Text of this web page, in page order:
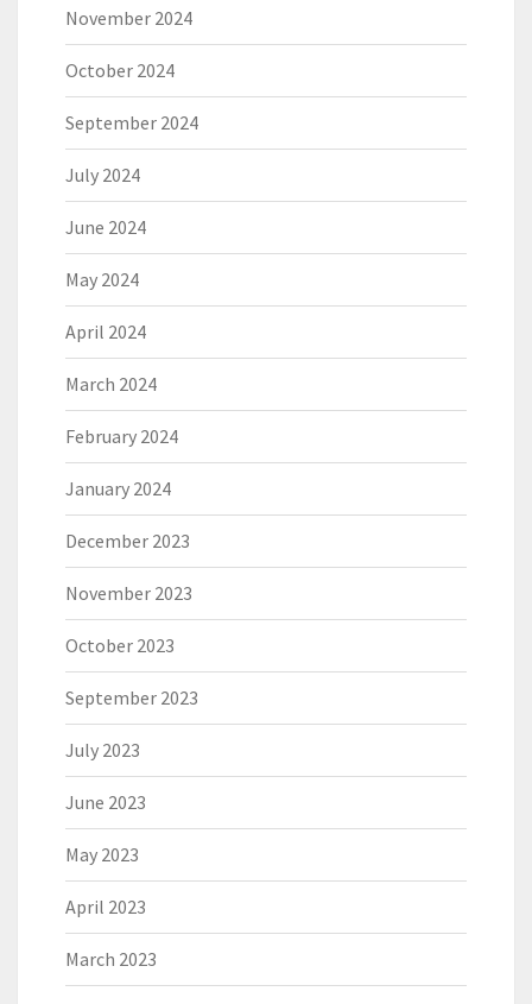
November 2024
October 2024
September 2024
July 2024
June 2024
May 2024
April 2024
March 2024
February 2024
January 2024
December 2023
November 2023
October 2023
September 2023
July 2023
June 2023
May 2023
April 2023
March 2023